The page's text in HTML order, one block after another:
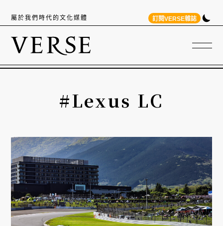
屬於我們時代的文化媒體 訂閱VERSE雜誌
#Lexus LC